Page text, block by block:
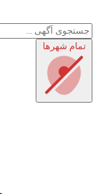
راهنمای استفاده
تمام شهر‌ها